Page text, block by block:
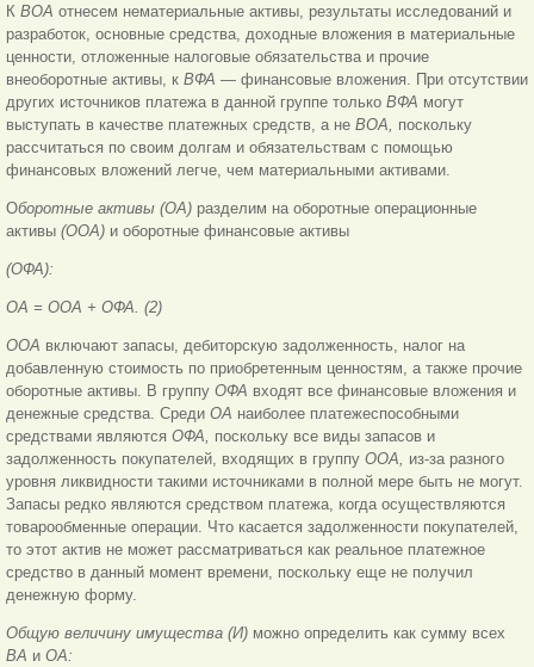
К ВОА отнесем нематериальные активы, результаты исследований и
разработок, основные средства, доходные вложения в материальные
ценности, отложенные налоговые обязательства и прочие
внеоборотные активы, к ВФА — финансовые вложения. При отсутствии
других источников платежа в данной группе только ВФА могут
выступать в качестве платежных средств, а не ВОА, поскольку
рассчитаться по своим долгам и обязательствам с помощью
финансовых вложений легче, чем материальными активами.
Оборотные активы (ОА) разделим на оборотные операционные
активы (ООА) и оборотные финансовые активы
(ОФА):
ОА = ООА + ОФА. (2)
ООА включают запасы, дебиторскую задолженность, налог на
добавленную стоимость по приобретенным ценностям, а также прочие
оборотные активы. В группу ОФА входят все финансовые вложения и
денежные средства. Среди ОА наиболее платежеспособными
средствами являются ОФА, поскольку все виды запасов и
задолженность покупателей, входящих в группу ООА, из-за разного
уровня ликвидности такими источниками в полной мере быть не могут.
Запасы редко являются средством платежа, когда осуществляются
товарообменные операции. Что касается задолженности покупателей,
то этот актив не может рассматриваться как реальное платежное
средство в данный момент времени, поскольку еще не получил
денежную форму.
Общую величину имущества (И) можно определить как сумму всех
ВА и ОА: